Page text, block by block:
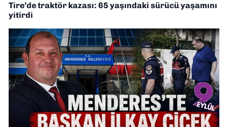
Tire’de traktör kazası: 65 yaşındaki sürücü yaşamını
yitirdi